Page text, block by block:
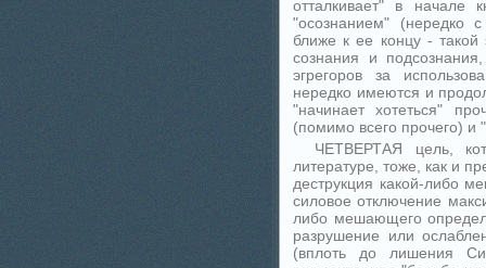
отталкивает" в начале
"осознанием" (нередко
ближе к ее концу -
сознания и
эгрегоров за
нередко имеются и
"начинает хотеться"
(помимо всего прочего)
ЧЕТВЕРТАЯ цель,
литературе, тоже, как и
деструкция какой-либо
силовое отключение
либо мешающего
разрушение или
(вплоть до лишения